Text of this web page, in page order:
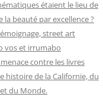
étaient le lieu de
la beauté par excellence ?
street art
vos et irrumabo
contre les livres
histoire de la Californie, du
du Monde.